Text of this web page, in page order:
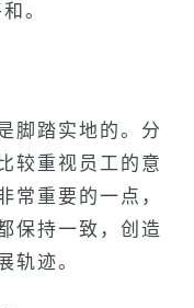
。
脚踏实地的。分
较重视员工的意
常重要的一点，
保持一致，创造
轨迹。